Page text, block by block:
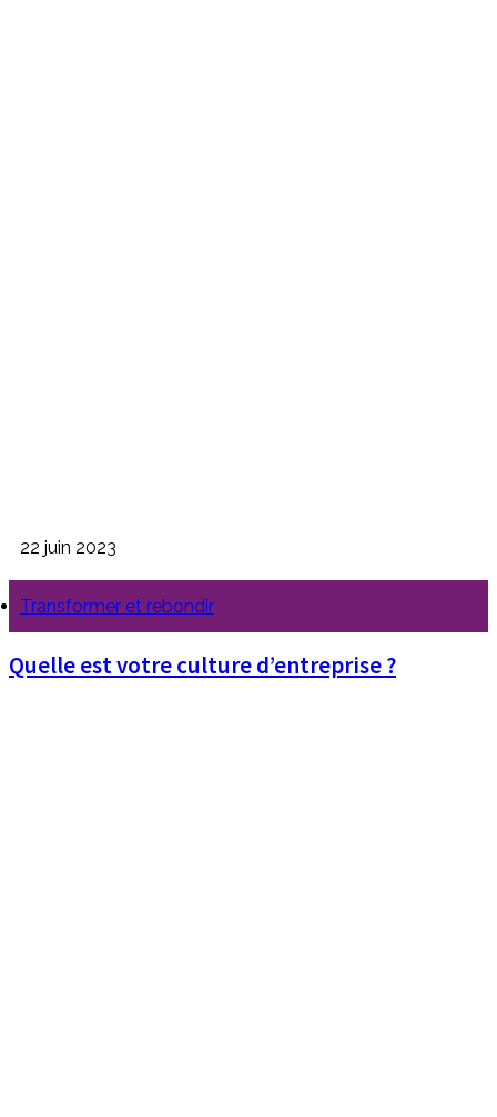
22 juin 2023
Transformer et rebondir
Quelle est votre culture d’entreprise ?